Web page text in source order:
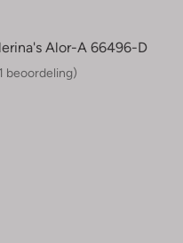
Alor-A 66496-D
beoordeling)